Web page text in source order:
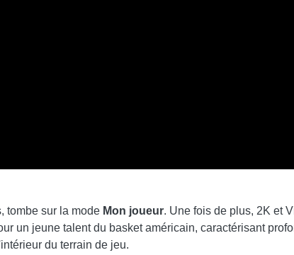
tombe sur la mode Mon joueur. Une fois de plus, 2K et
un jeune talent du basket américain, caractérisant
du terrain de jeu.